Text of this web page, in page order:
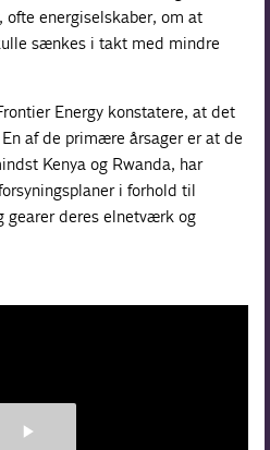
energiselskaber, om at
sænkes i takt med mindre
Energy konstatere, at det
af de primære årsager er at de
Kenya og Rwanda, har
i forhold til
gearer deres elnetværk og